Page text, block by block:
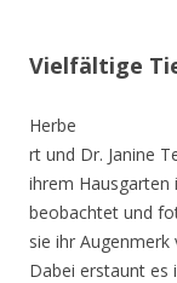
Vielfältige
Herbe
rt und Dr. Janine
ihrem Hausgarten
beobachtet und
sie ihr
Dabei erstaunt es